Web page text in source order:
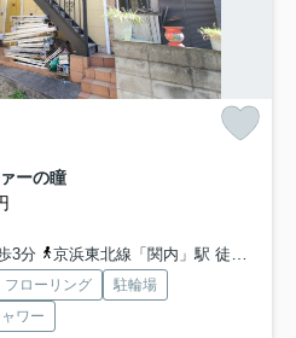
ーの瞳
3分
京浜東北線「関内」駅 徒歩13分
フローリング
駐輪場
ワー